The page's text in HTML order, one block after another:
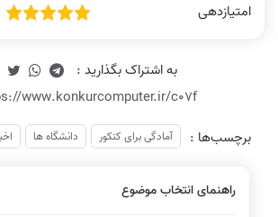
امتیازدهی
www.konkurcomputer.ir/c07f
برچسب‌ها :
آمادگی برای کنکور دانشگاه ها
راهنمای انتخاب موضوع